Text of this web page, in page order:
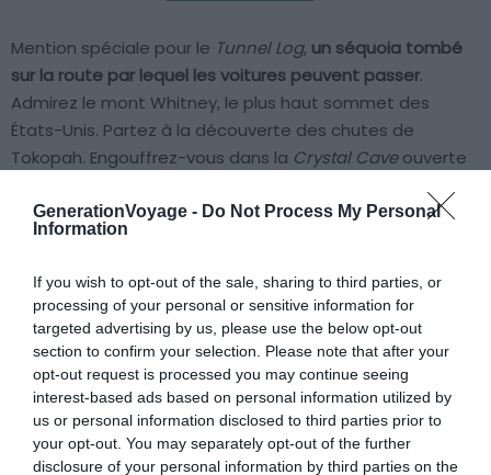
GenerationVoyage - Do Not Process My Personal
Information
If you wish to opt-out of the sale, sharing to third parties, or
processing of your personal or sensitive information for
targeted advertising by us, please use the below opt-out
section to confirm your selection. Please note that after your
opt-out request is processed you may continue seeing
interest-based ads based on personal information utilized by
us or personal information disclosed to third parties prior to
your opt-out. You may separately opt-out of the further
disclosure of your personal information by third parties on the
Mention spéciale pour le Tunnel Log, un séquoia tombé
sur la route par lequel les voitures peuvent passer.
Admirez le mont Whitney, le plus haut sommet des
États-Unis. Partez à la découverte des chutes de
Tokopah. Engouffrez-vous dans la Crystal Caveouverte
s’offrent à vous : leWuksachi Lodgeou le refuge de
montagnePear Lake
Admirer le décor surréaliste de Bryce
Canyon